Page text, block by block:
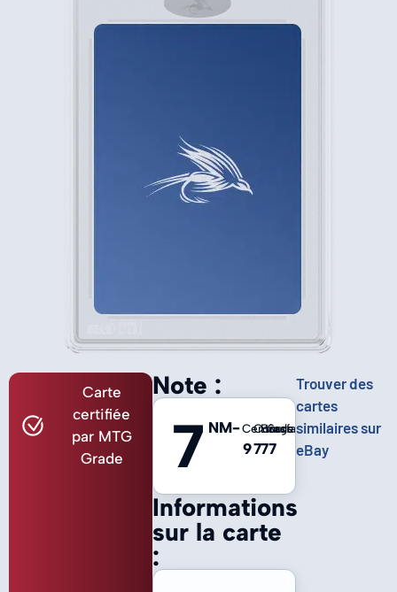
Carte
certifiée
par MTG
Grade
Informations
sur la carte
:
Note :
7 NM-Centrage
9
Coins
7
Bords
7
Surface
7
Trouver des
cartes
similaires sur
eBay